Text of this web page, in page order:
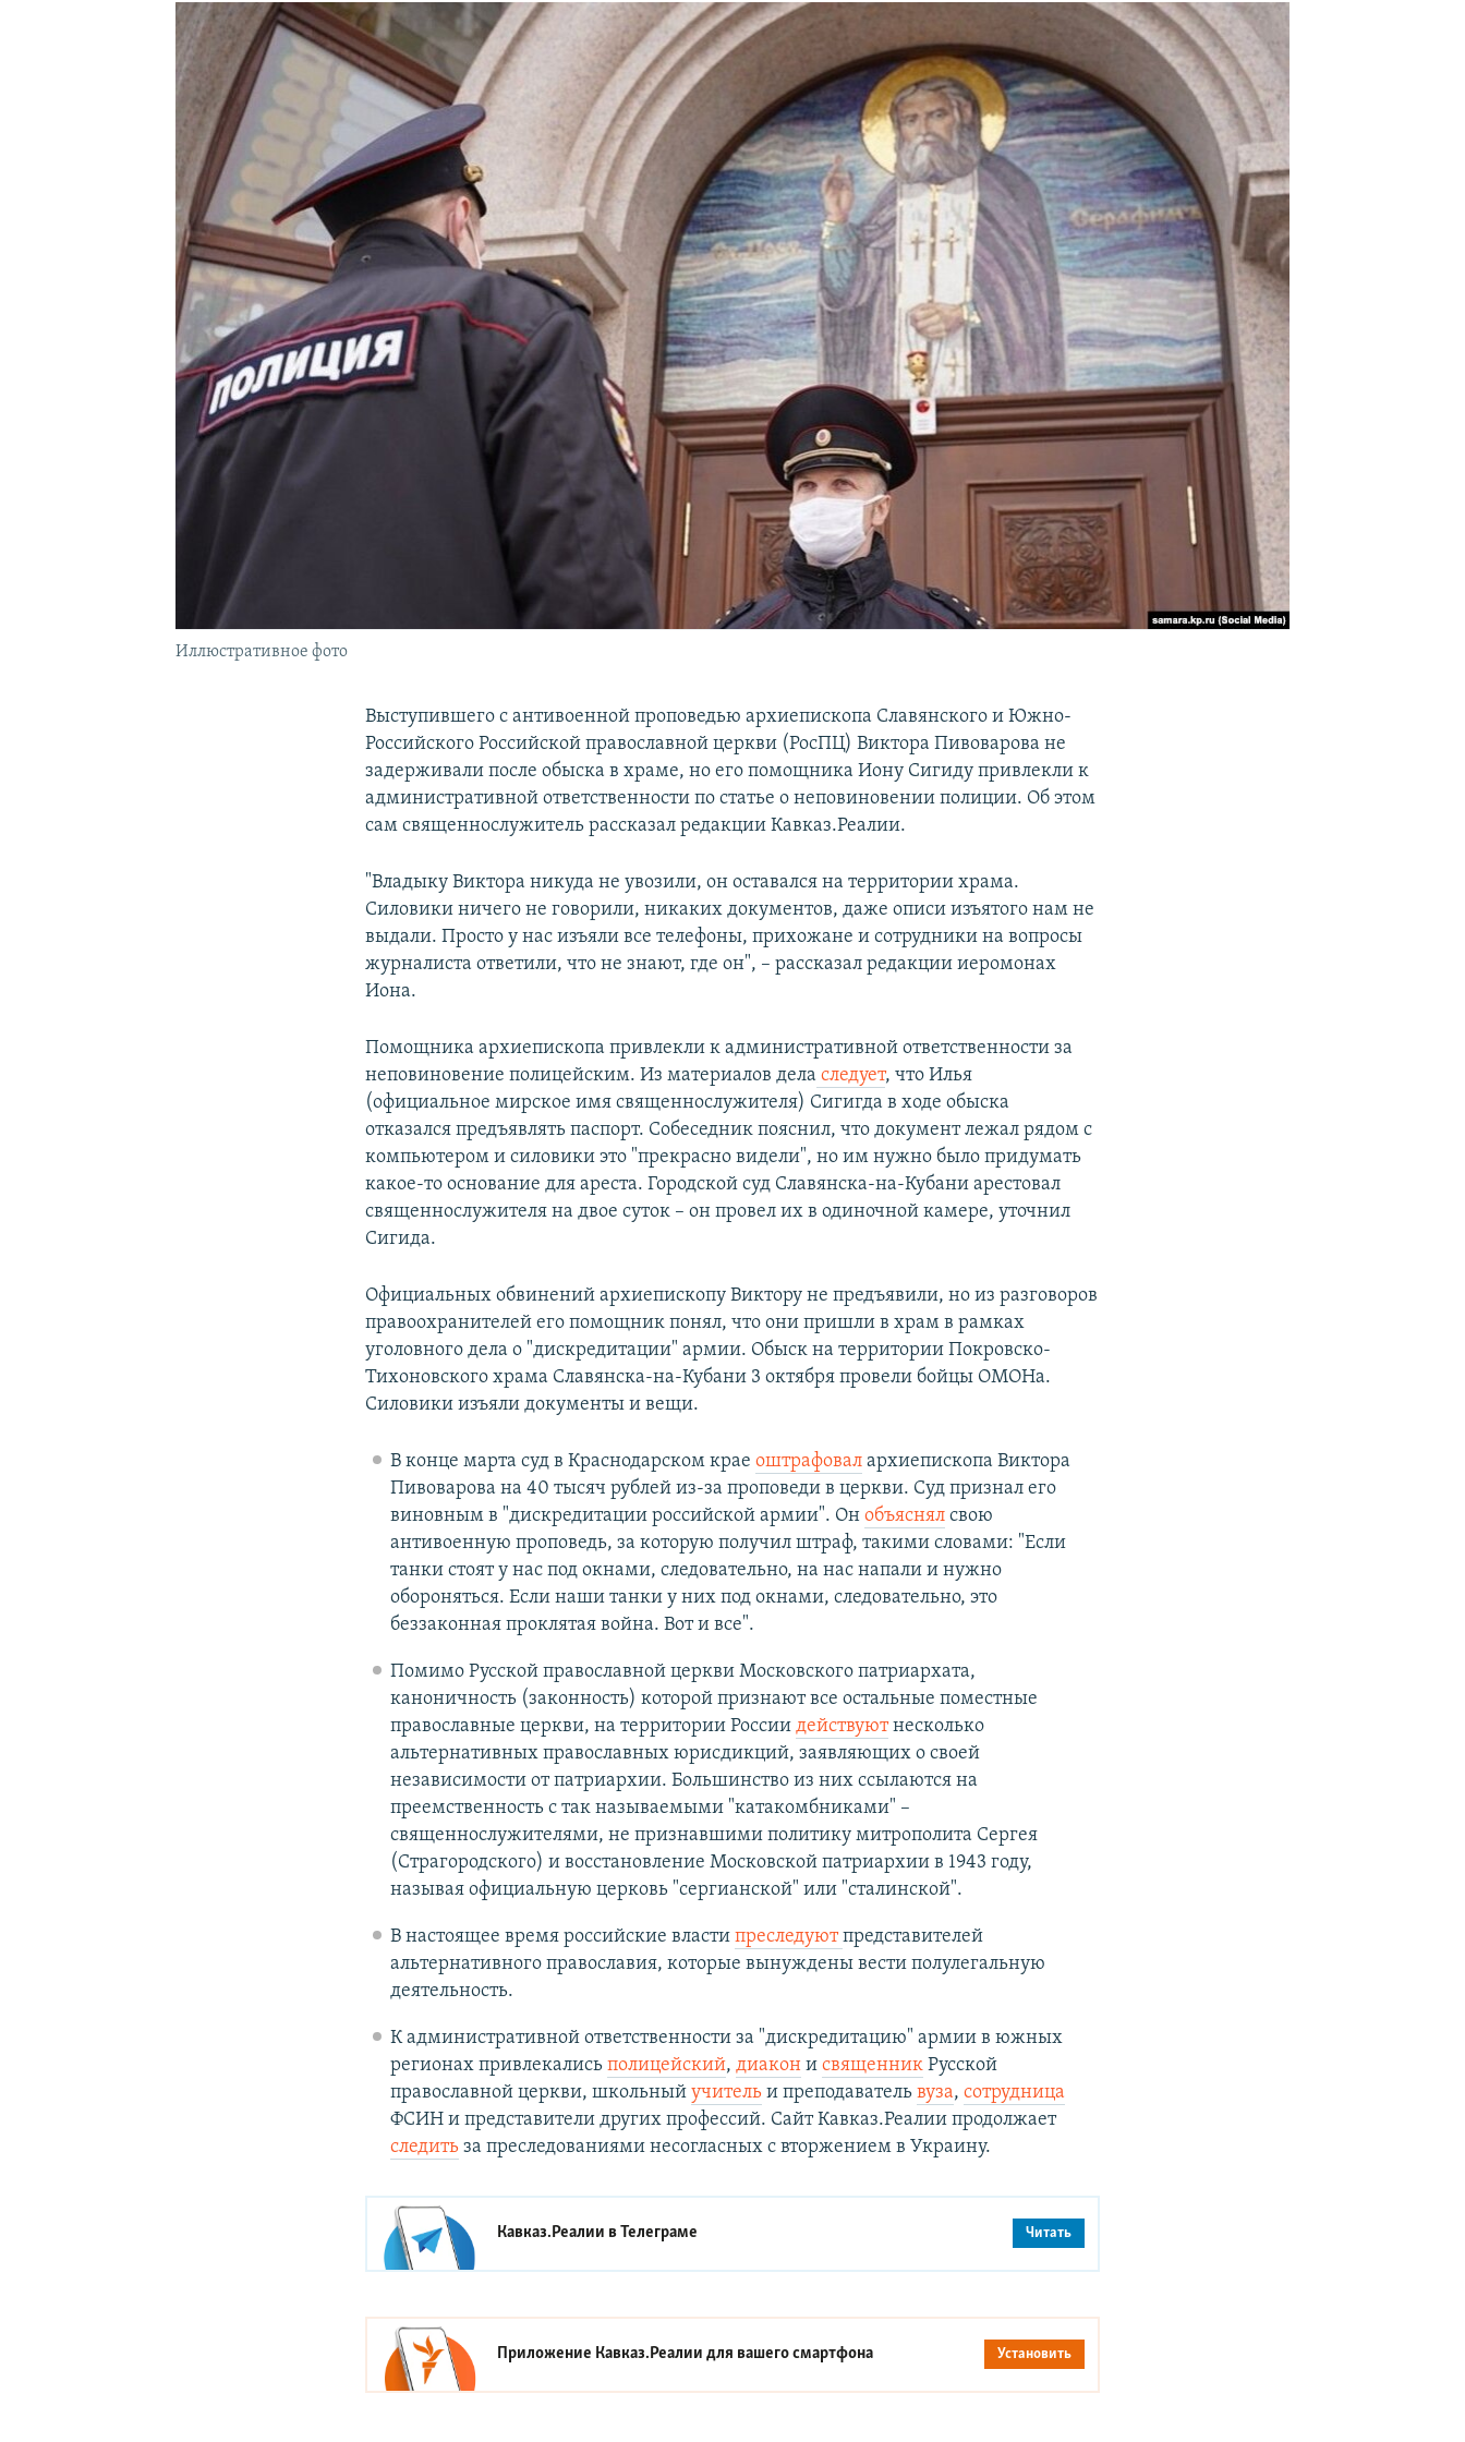
ПОДПИШИТЕСЬ НА РАССЫЛКУ
Иллюстративное фото
Выступившего с антивоенной проповедью архиепископа Славянского и Южно-
Российского Российской православной церкви (РосПЦ) Виктора Пивоварова не
задерживали после обыска в храме, но его помощника Иону Сигиду привлекли к
административной ответственности по статье о неповиновении полиции. Об этом
сам священнослужитель рассказал редакции Кавказ.Реалии.
"Владыку Виктора никуда не увозили, он оставался на территории храма.
Силовики ничего не говорили, никаких документов, даже описи изъятого нам не
выдали. Просто у нас изъяли все телефоны, прихожане и сотрудники на вопросы
журналиста ответили, что не знают, где он", – рассказал редакции иеромонах
Иона.
Помощника архиепископа привлекли к административной ответственности за
неповиновение полицейским. Из материалов дела следует, что Илья
(официальное мирское имя священнослужителя) Сигигда в ходе обыска
отказался предъявлять паспорт. Собеседник пояснил, что документ лежал рядом с
компьютером и силовики это "прекрасно видели", но им нужно было придумать
какое-то основание для ареста. Городской суд Славянска-на-Кубани арестовал
священнослужителя на двое суток – он провел их в одиночной камере, уточнил
Сигида.
Официальных обвинений архиепископу Виктору не предъявили, но из разговоров
правоохранителей его помощник понял, что они пришли в храм в рамках
уголовного дела о "дискредитации" армии. Обыск на территории Покровско-
Тихоновского храма Славянска-на-Кубани 3 октября провели бойцы ОМОНа.
Силовики изъяли документы и вещи.
В конце марта суд в Краснодарском крае оштрафовалархиепископа Виктора
Пивоварова на 40 тысяч рублей из-за проповеди в церкви. Суд признал его
виновным в "дискредитации российской армии". Он объяснялсвою
антивоенную проповедь, за которую получил штраф, такими словами: "Если
танки стоят у нас под окнами, следовательно, на нас напали и нужно
обороняться. Если наши танки у них под окнами, следовательно, это
беззаконная проклятая война. Вот и все".
Помимо Русской православной церкви Московского патриархата,
каноничность (законность) которой признают все остальные поместные
православные церкви, на территории России действуютнесколько
альтернативных православных юрисдикций, заявляющих о своей
независимости от патриархии. Большинство из них ссылаются на
преемственность с так называемыми "катакомбниками" –
священнослужителями, не признавшими политику митрополита Сергея
(Страгородского) и восстановление Московской патриархии в 1943 году,
называя официальную церковь "сергианской" или "сталинской".
В настоящее время российские власти преследуютпредставителей
альтернативного православия, которые вынуждены вести полулегальную
деятельность.
К административной ответственности за "дискредитацию" армии в южных
регионах привлекались полицейский, диакони священникРусской
православной церкви, школьный учительи преподаватель вуза, сотрудница
ФСИН и представители других профессий. Сайт Кавказ.Реалии продолжает
следитьза преследованиями несогласных с вторжением в Украину.
Кавказ.Реалии вТелеграме Читать
Приложение Кавказ.Реалии для вашего смартфона Установить